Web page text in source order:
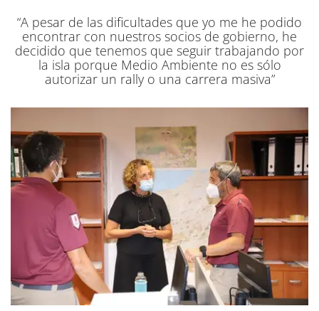
“A pesar de las dificultades que yo me he podido
encontrar con nuestros socios de gobierno, he
decidido que tenemos que seguir trabajando por
la isla porque Medio Ambiente no es sólo
autorizar un rally o una carrera masiva”